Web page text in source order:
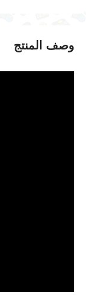
وصف المنتج